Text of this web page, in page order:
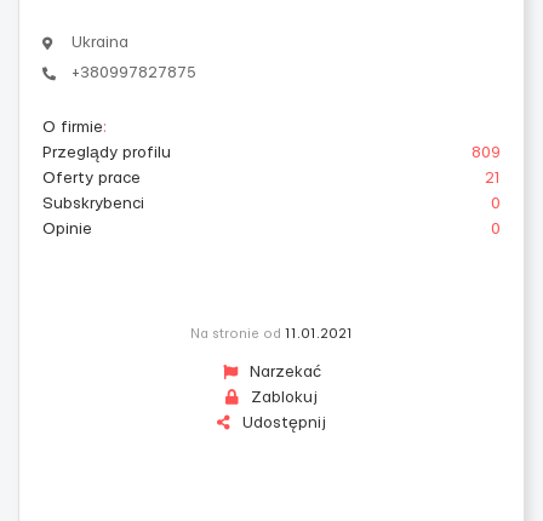
Ukraina
+380997827875
O firmie:
Przeglądy profilu
809
Oferty prace
21
Subskrybenci
0
Opinie
0
Na stronie od 11.01.2021
Narzekać
Zablokuj
Udostępnij